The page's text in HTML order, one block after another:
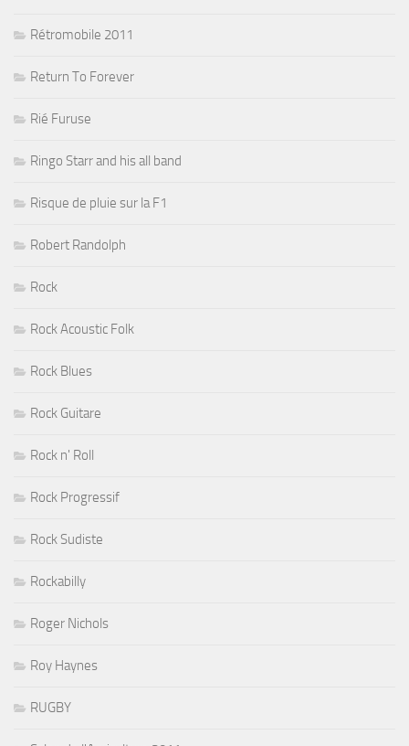
Rétromobile 2011
Return To Forever
Rié Furuse
Ringo Starr and his all band
Risque de pluie sur la F1
Robert Randolph
Rock
Rock Acoustic Folk
Rock Blues
Rock Guitare
Rock n' Roll
Rock Progressif
Rock Sudiste
Rockabilly
Roger Nichols
Roy Haynes
RUGBY